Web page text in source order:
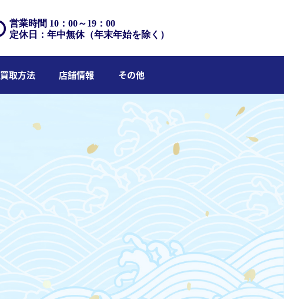
営業時間 10：00～19：00
定休日：年中無休（年末年始を除く）
買取方法 店舗情報 その他